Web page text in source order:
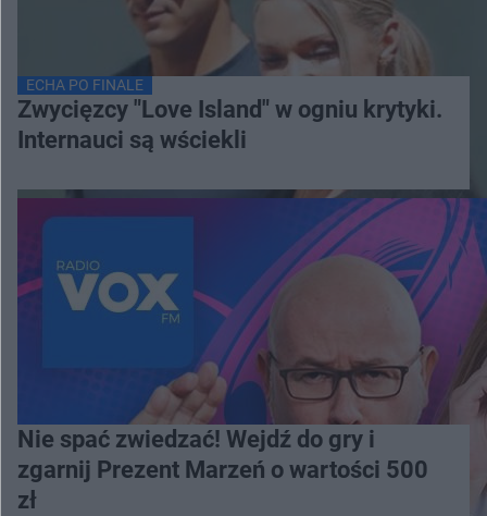
ECHA PO FINALE
Zwycięzcy "Love Island" w ogniu krytyki.
Internauci są wściekli
Nie spać zwiedzać! Wejdź do gry i
zgarnij Prezent Marzeń o wartości 500
zł